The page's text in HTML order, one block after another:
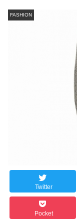
FASHION
Twitter
Pocket